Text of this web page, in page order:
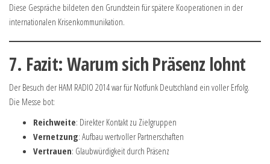
Diese Gespräche bildeten den Grundstein für spätere Kooperationen in der
internationalen Krisenkommunikation.
7. Fazit: Warum sich Präsenz lohnt
Der Besuch der HAM RADIO 2014 war für Notfunk Deutschland ein voller Erfolg.
Die Messe bot:
Reichweite: Direkter Kontakt zu Zielgruppen
Vernetzung: Aufbau wertvoller Partnerschaften
Vertrauen: Glaubwürdigkeit durch Präsenz